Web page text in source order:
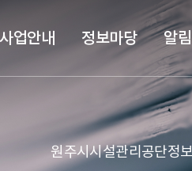
본
메
업안내 정보마당 알
원주시시설관리공단정